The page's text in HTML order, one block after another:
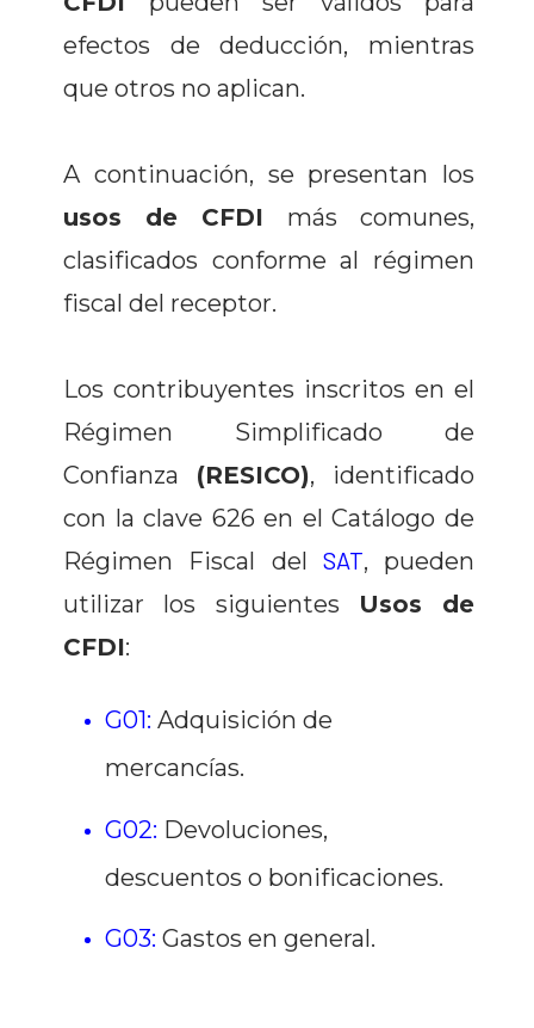
efectos de deducción, mientras
que otros no aplican.
A continuación, se presentan los
usos de CFDI más comunes,
clasificados conforme al régimen
fiscal del receptor.
Los contribuyentes inscritos en el
Régimen Simplificado de
Confianza (RESICO), identificado
con la clave 626 en el Catálogo de
Régimen Fiscal del SAT, pueden
utilizar los siguientes Usos de
CFDI:
G01:Adquisición de
mercancías.
G02: Devoluciones,
descuentos o bonificaciones.
G03: Gastos en general.